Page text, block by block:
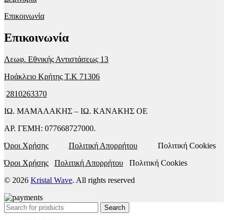
Επικοινωνία
Επικοινωνία
Λεωφ. Εθνικής Αντιστάσεως 13
Ηράκλειο Κρήτης T.K 71306
2810263370
ΙΩ. ΜΑΜΑΛΑΚΗΣ – ΙΩ. ΚΑΝΑΚΗΣ ΟΕ
ΑΡ. ΓΕΜΗ: 077668727000.
Όροι Χρήσης
Πολιτική Απορρήτου Πολιτική Cookies
Όροι Χρήσης
Πολιτική Απορρήτου Πολιτική Cookies
© 2026 Kristal Wave. All rights reserved
Search